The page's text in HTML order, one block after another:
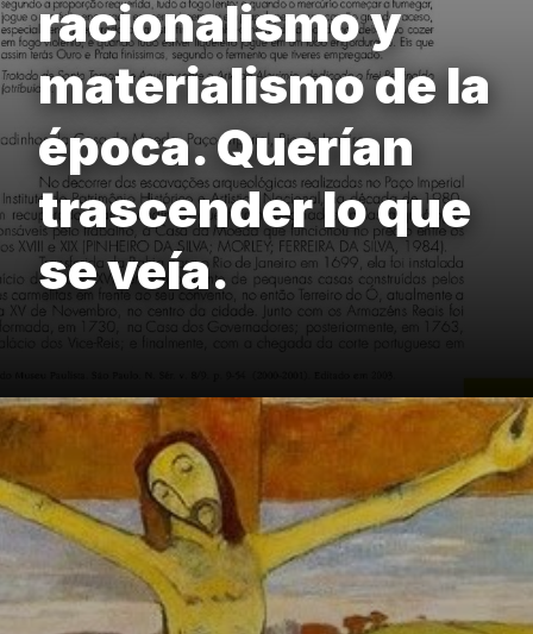
racionalismo y
materialismo de la
época. Querían
trascender lo que
se veía.